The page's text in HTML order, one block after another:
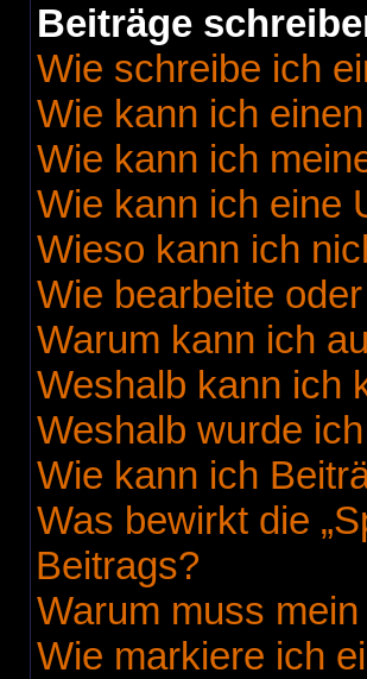
Beiträge
Wie schreibe ich
Wie kann ich
Wie kann ich
Wie kann ich eine
Wieso kann ich
Wie bearbeite
Warum kann ich
Weshalb kann ich
Weshalb wurde
Wie kann ich
Was bewirkt die
Beitrags?
Warum muss
Wie markiere ich